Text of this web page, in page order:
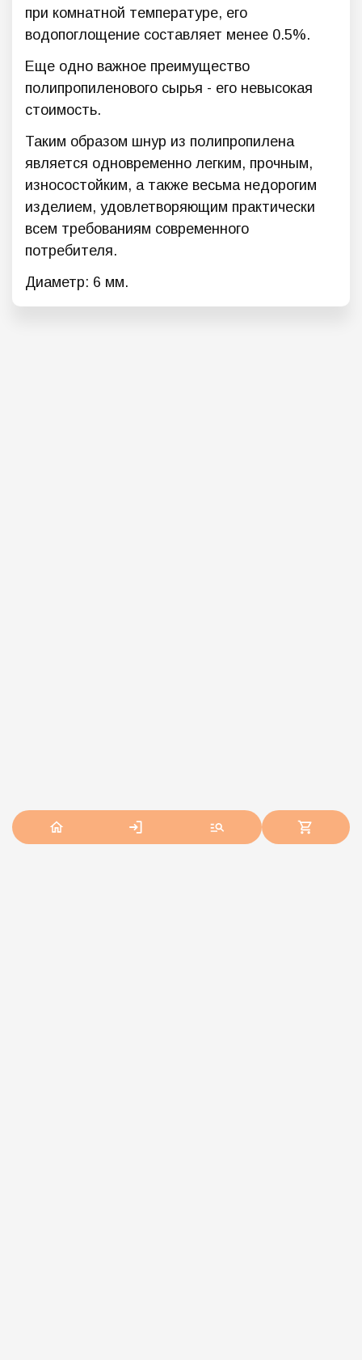
при комнатной температуре, его
водопоглощение составляет менее 0.5%.
Еще одно важное преимущество
полипропиленового сырья - его невысокая
стоимость.
Таким образом шнур из полипропилена
является одновременно легким, прочным,
износостойким, а также весьма недорогим
изделием, удовлетворяющим практически
всем требованиям современного
потребителя.
Диаметр: 6 мм.